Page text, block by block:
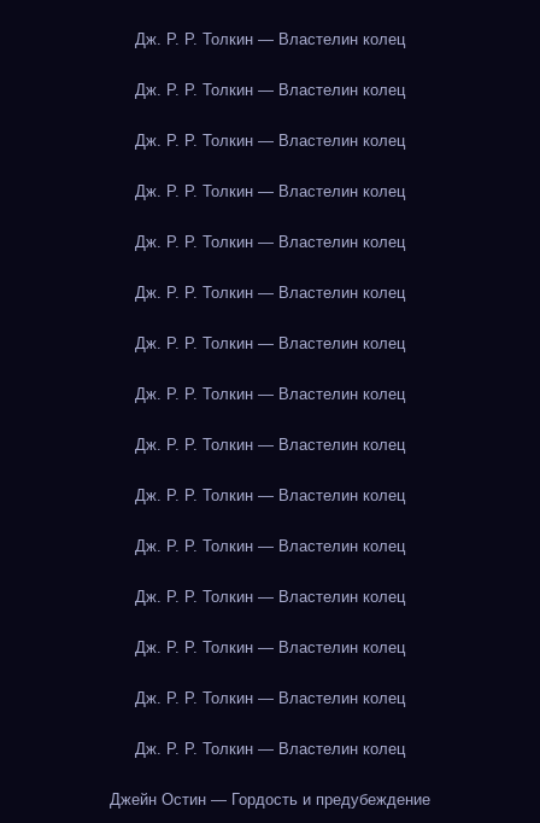
Дж. Р. Р. Толкин — Властелин колец
Дж. Р. Р. Толкин — Властелин колец
Дж. Р. Р. Толкин — Властелин колец
Дж. Р. Р. Толкин — Властелин колец
Дж. Р. Р. Толкин — Властелин колец
Дж. Р. Р. Толкин — Властелин колец
Дж. Р. Р. Толкин — Властелин колец
Дж. Р. Р. Толкин — Властелин колец
Дж. Р. Р. Толкин — Властелин колец
Дж. Р. Р. Толкин — Властелин колец
Дж. Р. Р. Толкин — Властелин колец
Дж. Р. Р. Толкин — Властелин колец
Дж. Р. Р. Толкин — Властелин колец
Дж. Р. Р. Толкин — Властелин колец
Дж. Р. Р. Толкин — Властелин колец
Джейн Остин — Гордость и предубеждение